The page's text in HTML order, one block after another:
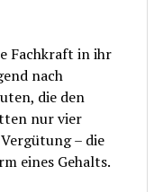
Fachkraft in ihr
nach
die den
nur vier
– die
eines Gehalts.